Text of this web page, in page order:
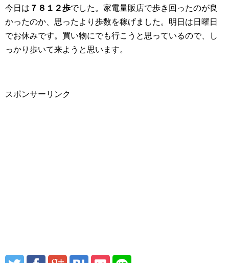
今日は ７８１２歩でした。家電量販店で歩き回ったのが良
かったのか、思ったより歩数を稼げました。明日は日曜日
でお休みです。買い物にでも行こうと思っているので、し
っかり歩いて来ようと思います。
スポンサーリンク